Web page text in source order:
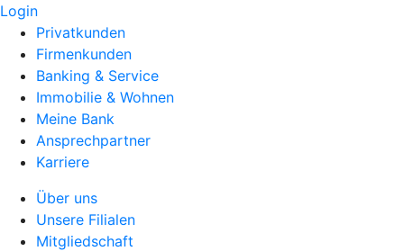
Login
Privatkunden
Firmenkunden
Banking & Service
Immobilie & Wohnen
Meine Bank
Ansprechpartner
Karriere
Über uns
Unsere Filialen
Mitgliedschaft